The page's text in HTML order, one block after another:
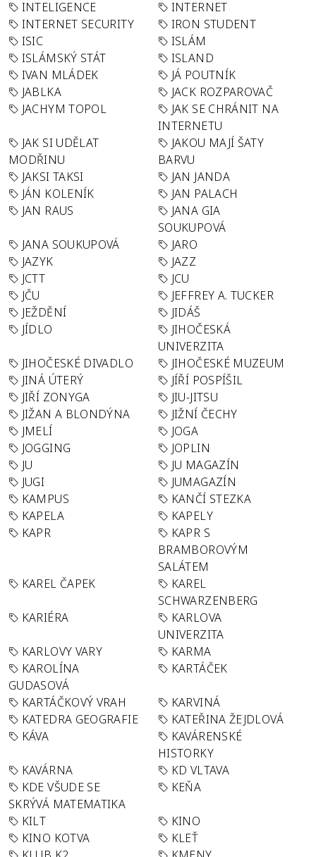
INTELIGENCE
INTERNET
INTERNET SECURITY
IRON STUDENT
ISIC
ISLÁM
ISLÁMSKÝ STÁT
ISLAND
IVAN MLÁDEK
JÁ POUTNÍK
JABLKA
JACK ROZPAROVAČ
JACHYM TOPOL
JAK SE CHRÁNIT NA
INTERNETU
JAK SI UDĚLAT
MODŘINU
JAKOU MAJÍ ŠATY
BARVU
JAKSI TAKSI
JAN JANDA
JÁN KOLENÍK
JAN PALACH
JAN RAUS
JANA GIA
SOUKUPOVÁ
JANA SOUKUPOVÁ
JARO
JAZYK
JAZZ
JCTT
JCU
JČU
JEFFREY A. TUCKER
JEŽDĚNÍ
JIDÁŠ
JÍDLO
JIHOČESKÁ
UNIVERZITA
JIHOČESKÉ DIVADLO
JIHOČESKÉ MUZEUM
JINÁ ÚTERÝ
JÍŘÍ POSPÍŠIL
JIŘÍ ZONYGA
JIU-JITSU
JIŽAN A BLONDÝNA
JIŽNÍ ČECHY
JMELÍ
JOGA
JOGGING
JOPLIN
JU
JU MAGAZÍN
JUGI
JUMAGAZÍN
KAMPUS
KANČÍ STEZKA
KAPELA
KAPELY
KAPR
KAPR S
BRAMBOROVÝM
SALÁTEM
KAREL ČAPEK
KAREL
SCHWARZENBERG
KARIÉRA
KARLOVA
UNIVERZITA
KARLOVY VARY
KARMA
KAROLÍNA
GUDASOVÁ
KARTÁČEK
KARTÁČKOVÝ VRAH
KARVINÁ
KATEDRA GEOGRAFIE
KATEŘINA ŽEJDLOVÁ
KÁVA
KAVÁRENSKÉ
HISTORKY
KAVÁRNA
KD VLTAVA
KDE VŠUDE SE
SKRÝVÁ MATEMATIKA
KEŇA
KILT
KINO
KINO KOTVA
KLEŤ